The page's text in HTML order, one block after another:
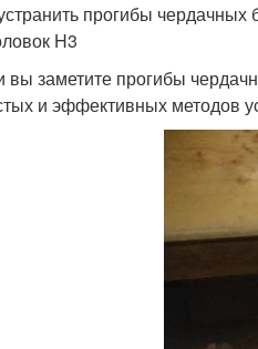
прогибы чердачных
H3
вы заметите прогибы
и эффективных методов